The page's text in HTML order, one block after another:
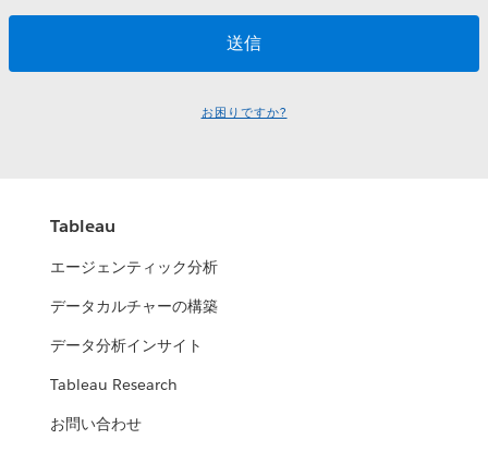
お困りですか?
Tableau
エージェンティック分析
データカルチャーの構築
データ分析インサイト
Tableau Research
お問い合わせ